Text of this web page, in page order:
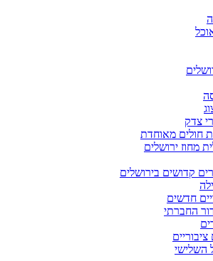
צדק
חולים מאוחדת
מחוז ירושלים
קדושים בירושלים
חדשים
החברתי
ציבוריים
השלישי